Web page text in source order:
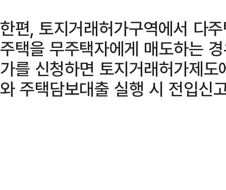
한편, 토지거래허가구역에서 다
주택을 무주택자에게 매도하는
가를 신청하면 토지거래허가제
와 주택담보대출 실행 시 전입신